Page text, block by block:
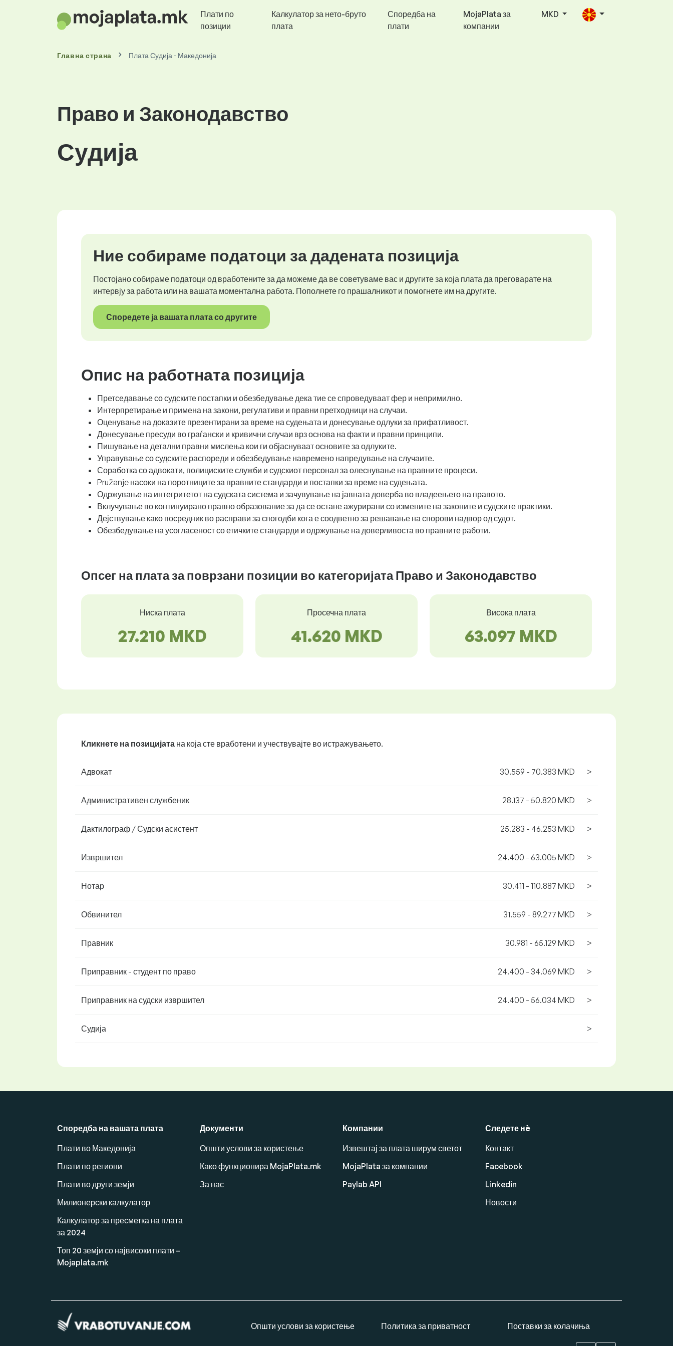
Плати по
позиции
Калкулатор за нето-бруто
плата
Споредба на
плати
MojaPlata за
компании
MKD
Главна страна Плата Судија - Македонија
Право и Законодавство
Судија
Ние собираме податоци за дадената позиција
Постојано собираме податоци од вработените за да можеме да ве советуваме вас и другите за која плата да преговарате на
интервју за работа или на вашата моментална работа. Пополнете го прашалникот и помогнете им на другите.
Споредете ја вашата плата со другите
Опис на работната позиција
Претседавање со судските постапки и обезбедување дека тие се спроведуваат фер и непримилно.
Интерпретирање и примена на закони, регулативи и правни претходници на случаи.
Оценување на доказите презентирани за време на судењата и донесување одлуки за прифатливост.
Донесување пресуди во граѓански и кривични случаи врз основа на факти и правни принципи.
Пишување на детални правни мислења кои ги објаснуваат основите за одлуките.
Управување со судските распореди и обезбедување навремено напредување на случаите.
Соработка со адвокати, полициските служби и судскиот персонал за олеснување на правните процеси.
Pružanje насоки на поротниците за правните стандарди и постапки за време на судењата.
Одржување на интегритетот на судската система и зачувување на јавната доверба во владеењето на правото.
Вклучување во континуирано правно образование за да се остане ажурирани со измените на законите и судските практики.
Дејствување како посредник во расправи за спогодби кога е соодветно за решавање на спорови надвор од судот.
Обезбедување на усогласеност со етичките стандарди и одржување на доверливоста во правните работи.
Опсег на плата за поврзани позиции во категоријата Право и Законодавство
Ниска плата
27.210 MKD
Просечна плата
41.620 MKD
Висока плата
63.097 MKD
Кликнете на позицијата на која сте вработени и учествувајте во истражувањето.
Адвокат 30.559 - 70.383 MKD >
Административен службеник 28.137 - 50.820 MKD >
Дактилограф / Судски асистент 25.283 - 46.253 MKD >
Извршител 24.400 - 63.005 MKD >
Нотар 30.411 - 110.887 MKD >
Обвинител 31.559 - 89.277 MKD >
Правник 30.981 - 65.129 MKD >
Приправник - студент по право 24.400 - 34.069 MKD >
Приправник на судски извршител 24.400 - 56.034 MKD >
Судија >
Споредба на вашата плата
Плати во Македонија
Плати по региони
Плати во други земји
Милионерски калкулатор
Калкулатор за пресметка на плата
за 2024
Топ 20 земји со највисоки плати –
Mojaplata.mk
Документи
Општи услови за користење
Како функционира MojaPlata.mk
За нас
Компании
Извештај за плата ширум светот
MojaPlata за компании
Paylab API
Следете нè
Контакт
Facebook
Linkedin
Новости
Општи услови за користење Политика за приватност Поставки за колачиња